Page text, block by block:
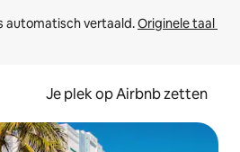
automatisch vertaald. Originele taal
Je plek op Airbnb zetten